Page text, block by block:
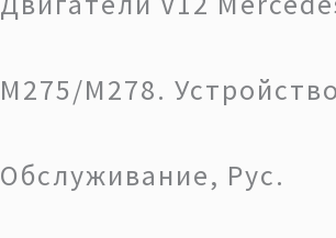
M275/M278.
Обслуживание, Рус.